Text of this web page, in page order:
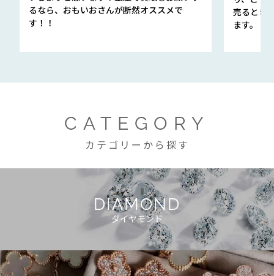
るなら、おもいおさんが断然オススメで
す！！
売るとき
ます。
CATEGORY
カテゴリーから探す
DIAMOND
ダイヤモンド